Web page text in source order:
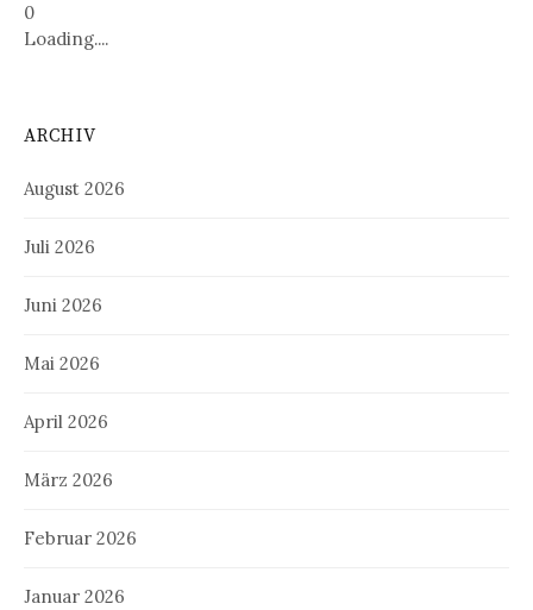
0
Loading....
ARCHIV
August 2026
Juli 2026
Juni 2026
Mai 2026
April 2026
März 2026
Februar 2026
Januar 2026